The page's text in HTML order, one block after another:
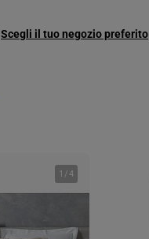
Scegli il tuo negozio preferito
1 /4